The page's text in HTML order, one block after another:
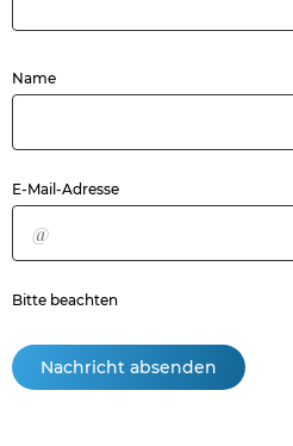
Pflichtfeld
Name
Pflichtfeld
E-Mail-Adresse
Bitte beachten
Nachricht absenden